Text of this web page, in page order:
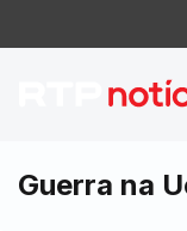
Guerra na